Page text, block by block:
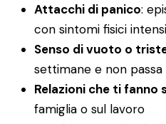
Attacchi di panico:
con sintomi fisici intensi
Senso di vuoto o
settimane e non passa
Relazioni che ti fanno
famiglia o sul lavoro